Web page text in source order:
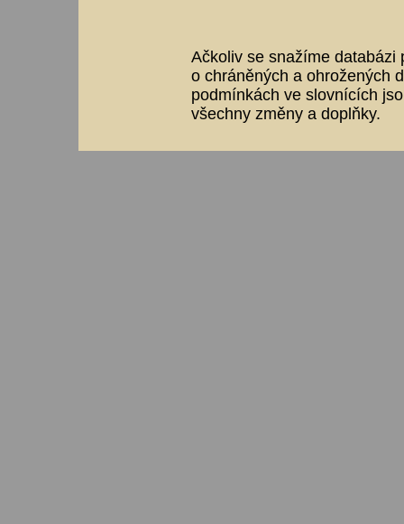
Ačkoliv se snažíme databázi
o chráněných a ohrožených
podmínkách ve slovnících
všechny změny a doplňky.